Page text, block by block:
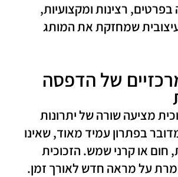
רצינות ומקצועיות,
עיצובית שמחזקת את המותג
של הדפסה
מציעה שורה של יתרונות
בפתרון עמיד מאוד, שאינו
חום או קרני שמש. הזכוכית
על מראה חדש לאורך זמן.